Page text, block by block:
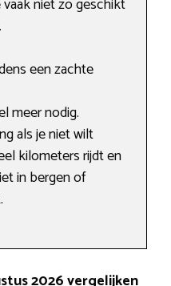
niet zo geschikt
een zachte
meer nodig.
als je niet wilt
kilometers rijdt en
in bergen of